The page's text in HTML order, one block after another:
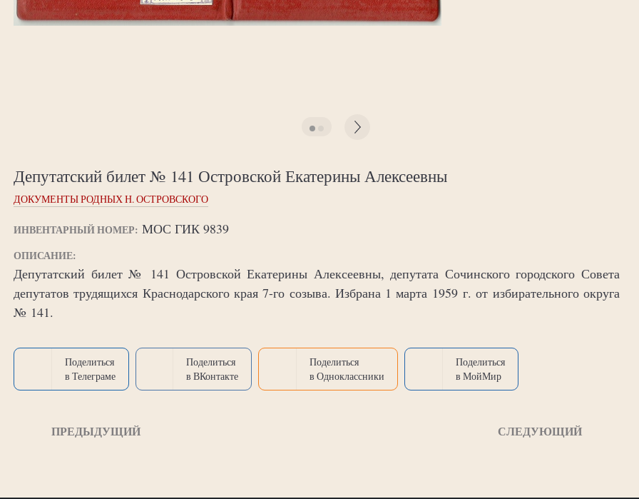
Депутатский билет № 141 Островской Екатерины Алексеевны
ДОКУМЕНТЫ РОДНЫХ Н. ОСТРОВСКОГО
ИНВЕНТАРНЫЙ НОМЕР: МОС ГИК 9839
ОПИСАНИЕ:
Депутатский билет № 141 Островской Екатерины Алексеевны, депутата Сочинского городского Совета
депутатов трудящихся Краснодарского края 7-го созыва. Избрана 1 марта 1959 г. от избирательного округа
№ 141.
Поделиться
в Телеграме
Поделиться
в ВКонтакте
Поделиться
в Одноклассники
Поделиться
в МойМир
ПРЕДЫДУЩИЙ СЛЕДУЮЩИЙ